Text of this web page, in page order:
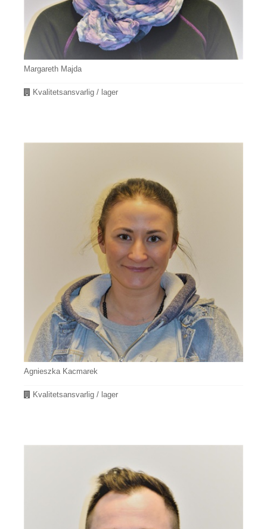
Margareth Majda
Avdeling
Kvalitetsansvarlig / lager
Agnieszka Kacmarek
Avdeling
Kvalitetsansvarlig / lager